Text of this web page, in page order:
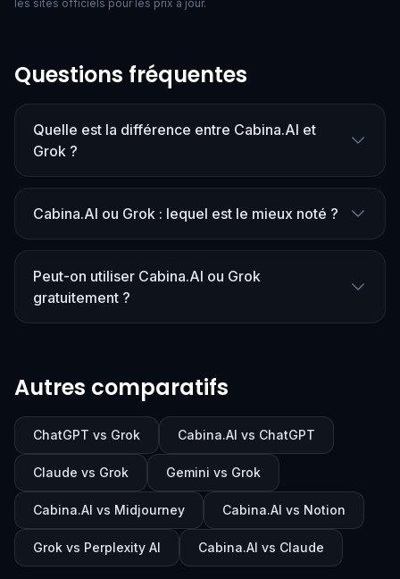
les sites officiels pour les prix à jour.
Questions fréquentes
Quelle est la différence entre Cabina.AI et
Grok ?
Cabina.AI ou Grok : lequel est le mieux noté ?
Peut-on utiliser Cabina.AI ou Grok
gratuitement ?
Autres comparatifs
ChatGPT vs Grok Cabina.AI vs ChatGPT
Claude vs Grok Gemini vs Grok
Cabina.AI vs Midjourney Cabina.AI vs Notion
Grok vs Perplexity AI Cabina.AI vs Claude